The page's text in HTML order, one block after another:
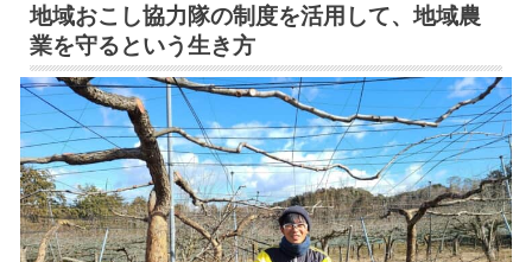
地域おこし協力隊の制度を活用して、地域農
業を守るという生き方